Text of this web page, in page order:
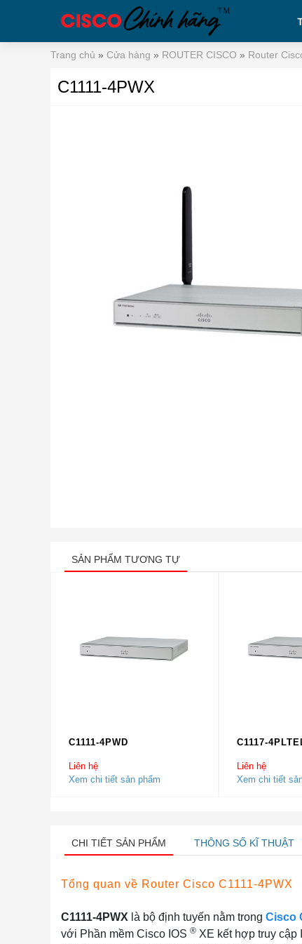
Trang chủ » Cửa hàng » ROUTER CISCO » Router
C1111-4PWX
SẢN PHẨM TƯƠNG TỰ
C1111-4PWD
Liên hệ
Xem chi tiết sản phẩm
C1117-
Liên hệ
Xem chi tiết
CHI TIẾT SẢN PHẨM THÔNG SỐ KĨ THUẬT
Tổng quan về Router Cisco C1111-4PWX
C1111-4PWX là bộ định tuyến nằm trong Cisco
với Phần mềm Cisco IOS ® XE kết hợp truy cập